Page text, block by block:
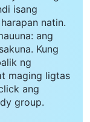
isang
natin.
ang
Kung
ng
maging ligtas
ang
group.